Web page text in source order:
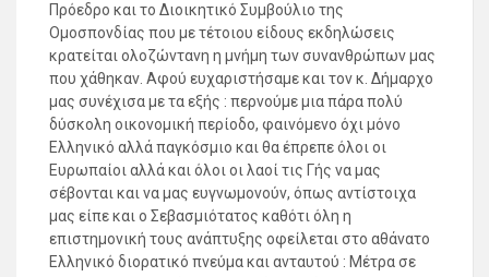
Πρόεδρο και το Διοικητικό Συμβούλιο της
Ομοσπονδίας που με τέτοιου είδους εκδηλώσεις
κρατείται ολοζώντανη η μνήμη των συνανθρώπων μας
που χάθηκαν. Αφού ευχαριστήσαμε και τον κ. Δήμαρχο
μας συνέχισα με τα εξής : περνούμε μια πάρα πολύ
δύσκολη οικονομική περίοδο, φαινόμενο όχι μόνο
Ελληνικό αλλά παγκόσμιο και θα έπρεπε όλοι οι
Ευρωπαίοι αλλά και όλοι οι λαοί τις Γής να μας
σέβονται και να μας ευγνωμονούν, όπως αντίστοιχα
μας είπε και ο Σεβασμιότατος καθότι όλη η
επιστημονική τους ανάπτυξης οφείλεται στο αθάνατο
Ελληνικό διορατικό πνεύμα και ανταυτού : Μέτρα σε